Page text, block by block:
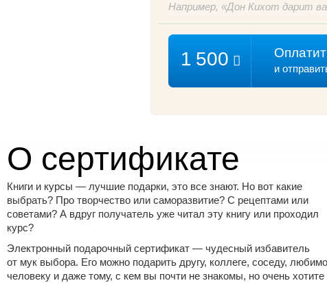
Например, «Дон Кихот дарит
1 500 и
О сертификате
Книги и курсы — лучшие подарки, это все знают. Но вот какие
выбрать? Про творчество или саморазвитие? С рецептами или
советами? А вдруг получатель уже читал эту книгу или проходил
курс?
Электронный подарочный сертификат — чудесный избавитель
от мук выбора. Его можно подарить другу, коллеге, соседу,
человеку и даже тому, с кем вы почти не знакомы, но очень хотите